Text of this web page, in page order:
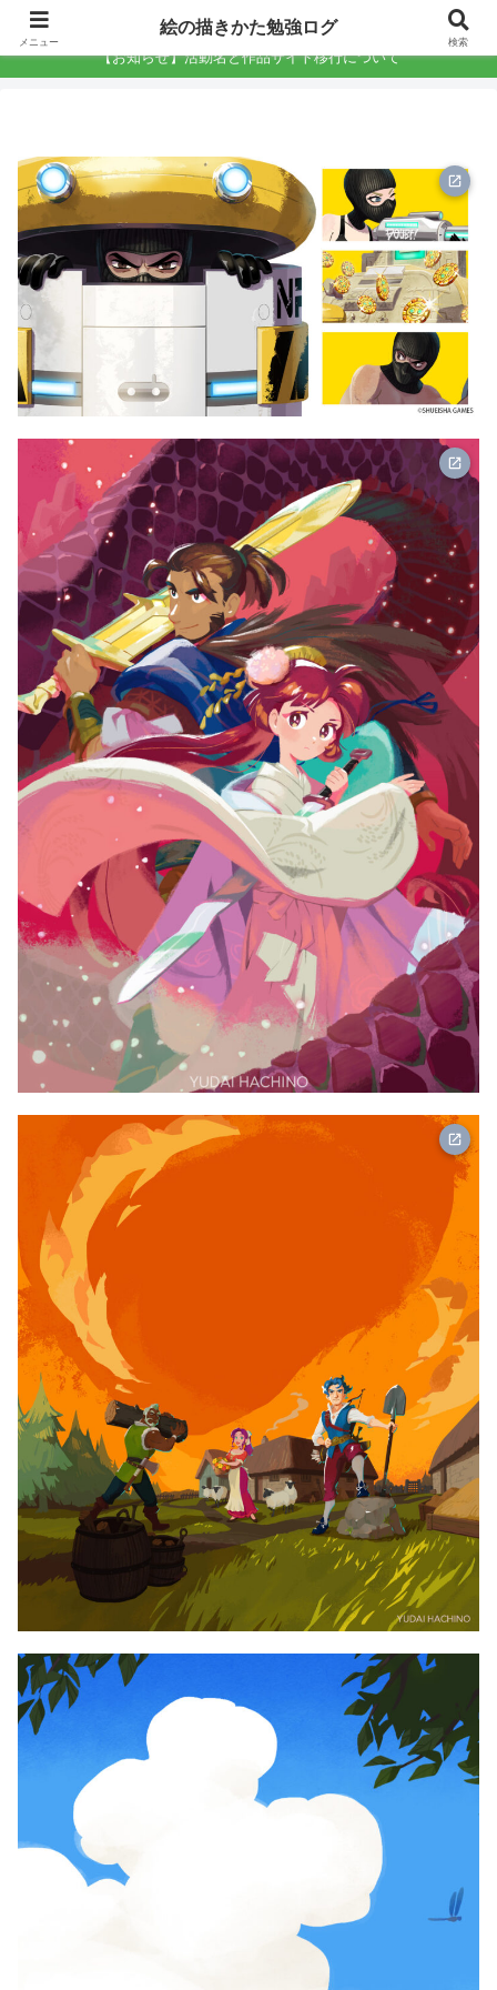
絵の描きかた勉強ログ
【お知らせ】活動名と作品サイト移行について
メニュー
絵の描きかた勉強ログ
検索